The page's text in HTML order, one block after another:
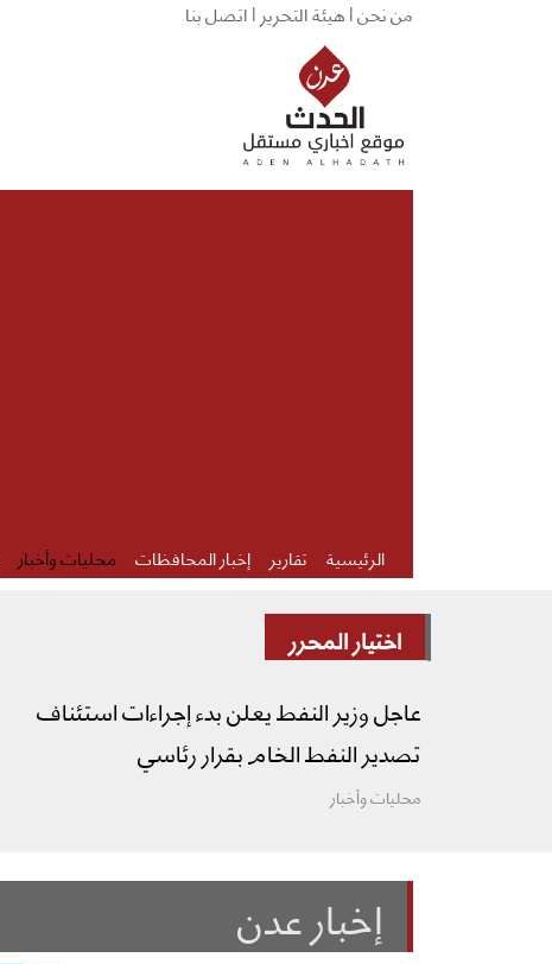
من نحن |هيئة التحرير |اتصل بنا
الرئيسية تقارير إخبار المحافظات محليات وأخبار
اختيار المحرر
عاجل وزير النفط يعلن بدء إجراءات استئناف
تصدير النفط الخام بقرار رئاسي
محليات وأخبار
إخبار عدن